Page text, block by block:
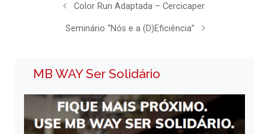
Color Run Adaptada – Cercicaper
Seminário “Nós e a (D)Eficiência”
MB WAY Ser Solidário